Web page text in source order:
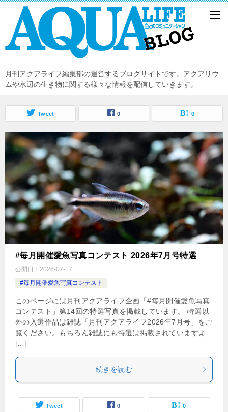
月刊アクアライフ編集部の運営するブログサイトです。アクアリウ
ムや水辺の生き物に関する様々な情報を配信していきます。
Tweet 0 0
#毎月開催愛魚写真コンテスト 2026年7月号特選
公開日： 2026-07-17
#毎月開催愛魚写真コンテスト
このページには月刊アクアライフ企画「#毎月開催愛魚写真
コンテスト」第14回の特選写真を掲載しています。 特選以
外の入選作品は雑誌「月刊アクアライフ2026年7月号」をご
覧ください。もちろん雑誌にも特選は掲載されていますよ
[…]
続きを読む
Tweet 0 0